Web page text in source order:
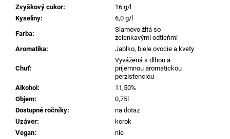
Zvyškový cukor:
16 g/l
Kyseliny:
6,0 g/l
Farba:
Slamovo žltá so
zelenkavými odtieňmi
Aromatika: Jablko, biele ovocie a kvety
Chuť:
Vyvážená s dlhou a
príjemnou aromatickou
perzistenciou
Alkohol:
11,50%
Objem:
0,75l
Dostupné ročníky:
na dotaz
Uzáver:
korok
Vegan:
nie
VOLA
VOLE
SEVEN
DOTS
GRIGIO,
0,75L
€10,95